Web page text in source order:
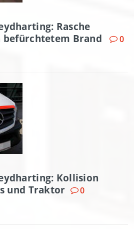
Rasche
befürchtetem Brand
0
Kollision
und Traktor
0